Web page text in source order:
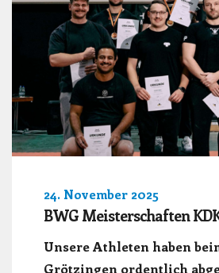
24. November 2025
BWG Meisterschaften
Unsere Athleten haben
Grötzingen ordentlich